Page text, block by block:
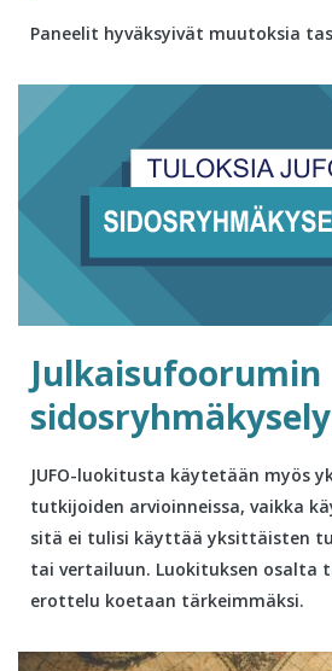
Paneelit hyväksyivät muutoksia
Julkaisufoorumin
JUFO-luokitusta käytetään myös
tutkijoiden arvioinneissa, vaikka
sitä ei tulisi käyttää yksittäisten
tai vertailuun. Luokituksen osalta
erottelu koetaan tärkeimmäksi.